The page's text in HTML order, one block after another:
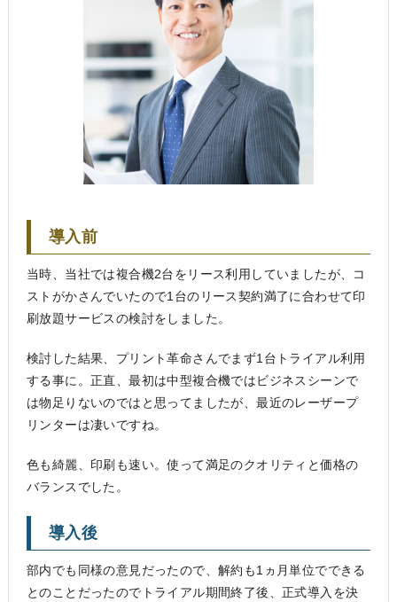
導入前
当時、当社では複合機2台をリース利用していましたが、コ
ストがかさんでいたので1台のリース契約満了に合わせて印
刷放題サービスの検討をしました。
検討した結果、プリント革命さんでまず1台トライアル利用
する事に。正直、最初は中型複合機ではビジネスシーンで
は物足りないのではと思ってましたが、最近のレーザープ
リンターは凄いですね。
色も綺麗、印刷も速い。使って満足のクオリティと価格の
バランスでした。
導入後
部内でも同様の意見だったので、解約も1ヵ月単位でできる
とのことだったのでトライアル期間終了後、正式導入を決